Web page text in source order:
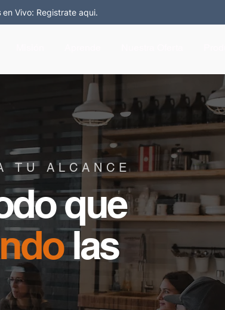
en Vivo: Registrate aqui.
TU ALCANCE
que
las